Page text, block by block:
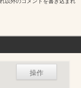
操作